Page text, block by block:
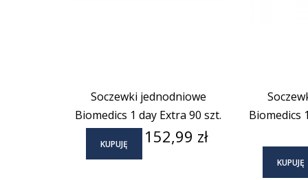
Soczewki jednodniowe
Biomedics 1 day Extra 90 szt.
KUPUJĘ Cena
152,99 zł
Biomedics
KUPUJĘ